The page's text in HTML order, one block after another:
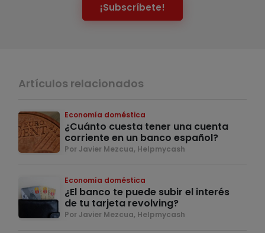
¡Subscríbete!
Artículos relacionados
Economía doméstica
¿Cuánto cuesta tener una cuenta
corriente en un banco español?
Por Javier Mezcua, Helpmycash
Economía doméstica
¿El banco te puede subir el interés
de tu tarjeta revolving?
Por Javier Mezcua, Helpmycash